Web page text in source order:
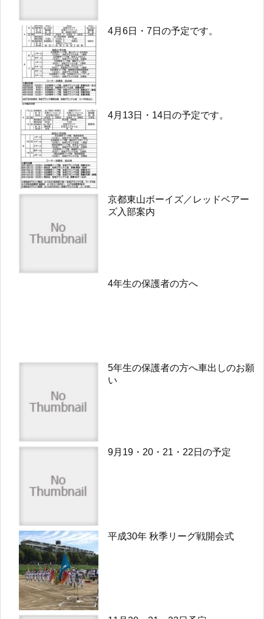
4月6日・7日の予定です。
4月13日・14日の予定です。
京都東山ボーイズ／レッドベアー
ズ入部案内
4年生の保護者の方へ
5年生の保護者の方へ車出しのお願
い
9月19・20・21・22日の予定
平成30年 秋季リーグ戦開会式